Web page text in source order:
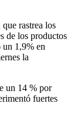
rastrea los
de los productos
un 1,9% en
la
un 14 % por
fuertes